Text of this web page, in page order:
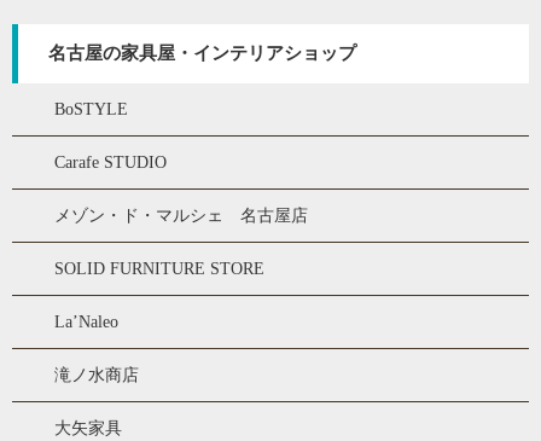
名古屋の家具屋・インテリアショップ
BoSTYLE
Carafe STUDIO
メゾン・ド・マルシェ 名古屋店
SOLID FURNITURE STORE
La’Naleo
滝ノ水商店
大矢家具